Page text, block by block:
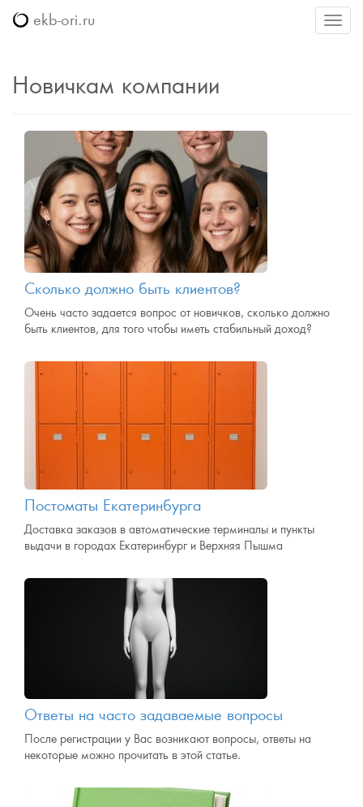
Меню
ekb-ori.ru
Новичкам компании
Сколько должно быть клиентов?
Очень часто задается вопрос от новичков, сколько должно
быть клиентов, для того чтобы иметь стабильный доход?
Постоматы Екатеринбурга
Доставка заказов в автоматические терминалы и пункты
выдачи в городах Екатеринбург и Верхняя Пышма
Ответы на часто задаваемые вопросы
После регистрации у Вас возникают вопросы, ответы на
некоторые можно прочитать в этой статье.